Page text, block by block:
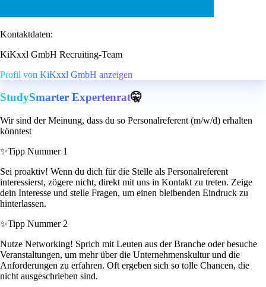
Kontaktdaten:
KiKxxl GmbH Recruiting-Team
Profil von KiKxxl GmbH anzeigen
StudySmarter Expertenrat🤫
Wir sind der Meinung, dass du so Personalreferent (m/w/d) erhalten
könntest
✨Tipp Nummer 1
Sei proaktiv! Wenn du dich für die Stelle als Personalreferent
interessierst, zögere nicht, direkt mit uns in Kontakt zu treten. Zeige
dein Interesse und stelle Fragen, um einen bleibenden Eindruck zu
hinterlassen.
✨Tipp Nummer 2
Nutze Networking! Sprich mit Leuten aus der Branche oder besuche
Veranstaltungen, um mehr über die Unternehmenskultur und die
Anforderungen zu erfahren. Oft ergeben sich so tolle Chancen, die
nicht ausgeschrieben sind.